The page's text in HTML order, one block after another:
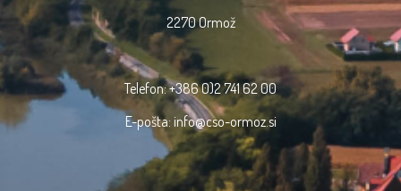
2270 Ormož
Telefon: +386 0)2 741 62 00
E-pošta: info@cso-ormoz.si